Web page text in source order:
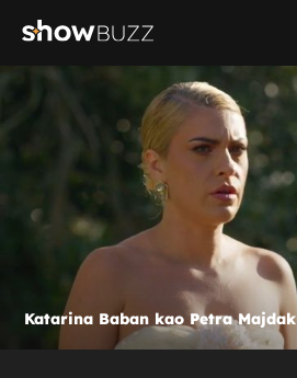
Katarina Baban kao Petra Majdak